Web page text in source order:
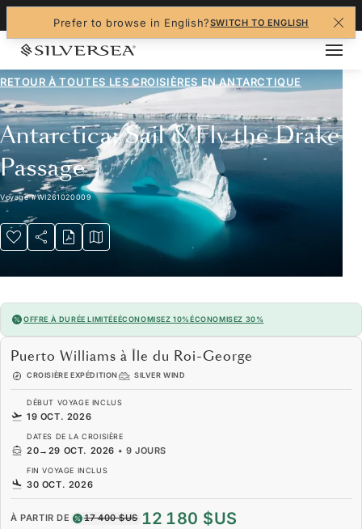
Prefer to browse in English?SWITCH TO ENGLISH
RETOUR À TOUTES LESCROISIÈRES EN ANTARCTIQUE
Antarctica: Sail & Fly the Drake
Passage
Voyage#WI261020009
OFFRE À DURÉE LIMITÉEÉCONOMISEZ 10%ÉCONOMISEZ 30%
Puerto Williams à Île du Roi-George
CROISIÈRE EXPÉDITION SILVER WIND
DÉBUT VOYAGE INCLUS
19 OCT. 2026
DATES DE LA CROISIÈRE
20→ 29 OCT. 2026 • 9 JOURS
FIN VOYAGE INCLUS
30 OCT. 2026
À PARTIR DE 17 400 $US 12 180 $US